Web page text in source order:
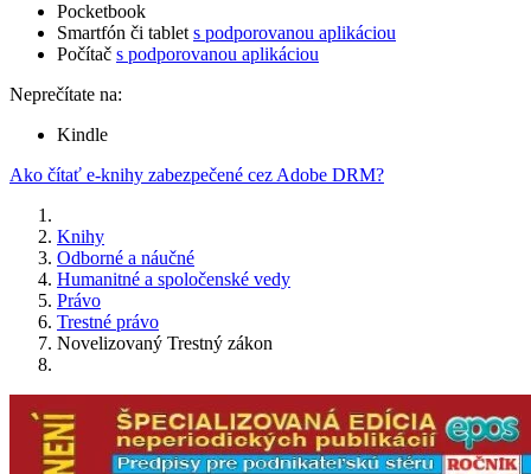
Pocketbook
Smartfón či tablet s podporovanou aplikáciou
Počítač s podporovanou aplikáciou
Neprečítate na:
Kindle
Ako čítať e-knihy zabezpečené cez Adobe DRM?
Knihy
Odborné a náučné
Humanitné a spoločenské vedy
Právo
Trestné právo
Novelizovaný Trestný zákon